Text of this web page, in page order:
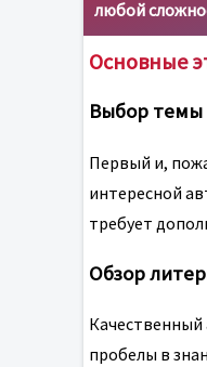
любой
Основные
Выбор темы
Первый и,
интересной
требует
Обзор
Качественный
пробелы в